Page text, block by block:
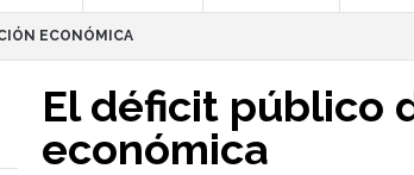
ECONÓMICA
El déficit público
económica